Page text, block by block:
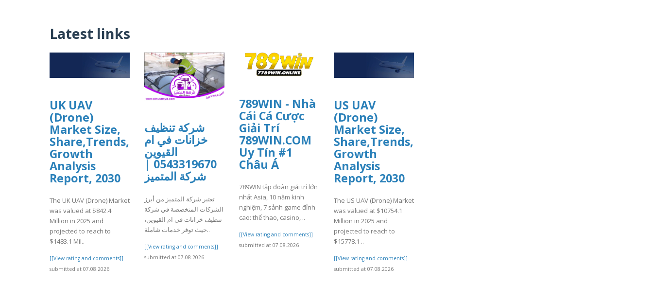
Latest links
UK UAV
(Drone)
Market Size,
Share,Trends,
Growth
Analysis
Report, 2030
The UK UAV (Drone) Market
was valued at $842.4
Million in 2025 and
projected to reach to
$1483.1 Mil..
[[View rating and comments]]
submitted at 07.08.2026
شركة تنظيف
خزانات في ام
القيوين
0543319670 |
شركة المتميز
تعتبر شركة المتميز من أبرز
الشركات المتخصصة في شركة
تنظيف خزانات في ام القيوين،
حيث توفر خدمات شاملة..
[[View rating and comments]]
submitted at 07.08.2026
789WIN - Nhà
Cái Cá Cược
Giải Trí
789WIN.COM
Uy Tín #1
Châu Á
789WIN tập đoàn giải trí lớn
nhất Asia, 10 năm kinh
nghiệm, 7 sảnh game đỉnh
cao: thể thao, casino, ..
[[View rating and comments]]
submitted at 07.08.2026
US UAV
(Drone)
Market Size,
Share,Trends,
Growth
Analysis
Report, 2030
The US UAV (Drone) Market
was valued at $10754.1
Million in 2025 and
projected to reach to
$15778.1 ..
[[View rating and comments]]
submitted at 07.08.2026